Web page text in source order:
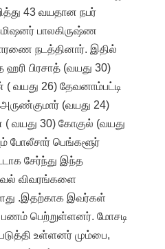
43 வயதான நபர்
பாலகிருஷ்ண
நடத்தினார். இதில்
பிரசாத் (வயது 30)
வயது 26) தேவனாம்பட்டி
அருண்குமார் (வயது 24)
( வயது 30) கோகுல் (வயது
போலீசார் பெங்களூர்
சேர்ந்து இந்த
விவரங்களை
.இதற்காக இவர்கள்
பணம் பெற்றுள்ளனர். மோசடி
உள்ளனர் மும்பை,